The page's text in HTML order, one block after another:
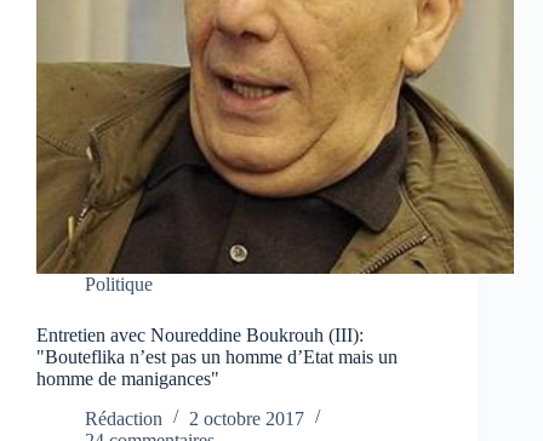
Politique
Entretien avec Noureddine Boukrouh (III):
"Bouteflika n’est pas un homme d’Etat mais un
homme de manigances"
Rédaction
2 octobre 2017